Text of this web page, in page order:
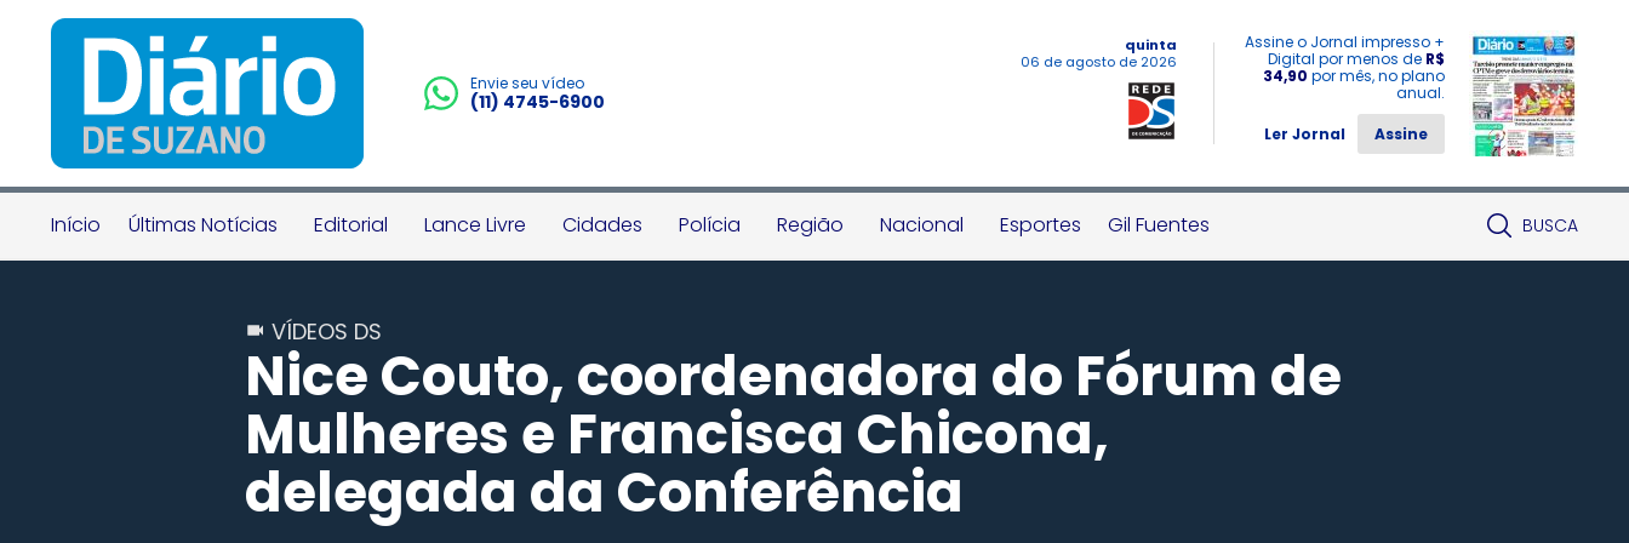
Envie seu vídeo
(11) 4745-6900
quinta
06 de agosto de 2026
Assine o Jornal impresso +
Digital por menos de R$
34,90 por mês, no plano
anual.
Ler Jornal
Assine
Início Últimas Notícias Editorial Lance Livre Cidades Polícia Região Nacional Esportes Gil Fuentes BUSCA
VÍDEOS DS
Nice Couto, coordenadora do Fórum de
Mulheres e Francisca Chicona,
delegada da Conferência